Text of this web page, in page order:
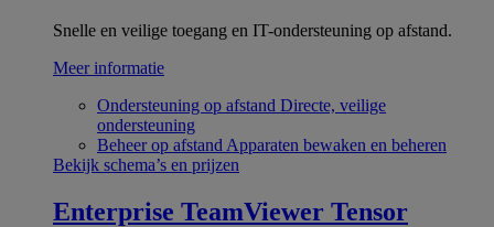
Snelle en veilige toegang en IT-ondersteuning op afstand.
Meer informatie
Ondersteuning op afstand Directe, veilige
ondersteuning
Beheer op afstand Apparaten bewaken en beheren
Bekijk schema’s en prijzen
Enterprise TeamViewer Tensor